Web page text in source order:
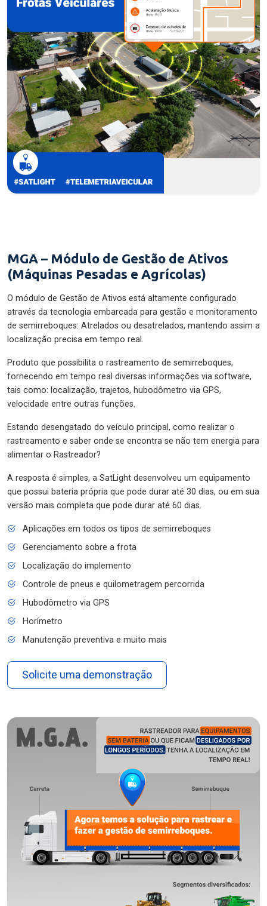
MGA – Módulo de Gestão de Ativos
(Máquinas Pesadas e Agrícolas)
O módulo de Gestão de Ativos está altamente configurado
através da tecnologia embarcada para gestão e monitoramento
de semirreboques: Atrelados ou desatrelados, mantendo assim a
localização precisa em tempo real.
Produto que possibilita o rastreamento de semirreboques,
fornecendo em tempo real diversas informações via software,
tais como: localização, trajetos, hubodômetro via GPS,
velocidade entre outras funções.
Estando desengatado do veículo principal, como realizar o
rastreamento e saber onde se encontra se não tem energia para
alimentar o Rastreador?
A resposta é simples, a SatLight desenvolveu um equipamento
que possui bateria própria que pode durar até 30 dias, ou em sua
versão mais completa que pode durar até 60 dias.
Aplicações em todos os tipos de semirreboques
Gerenciamento sobre a frota
Localização do implemento
Controle de pneus e quilometragem percorrida
Hubodômetro via GPS
Horímetro
Manutenção preventiva e muito mais
Solicite uma demonstração